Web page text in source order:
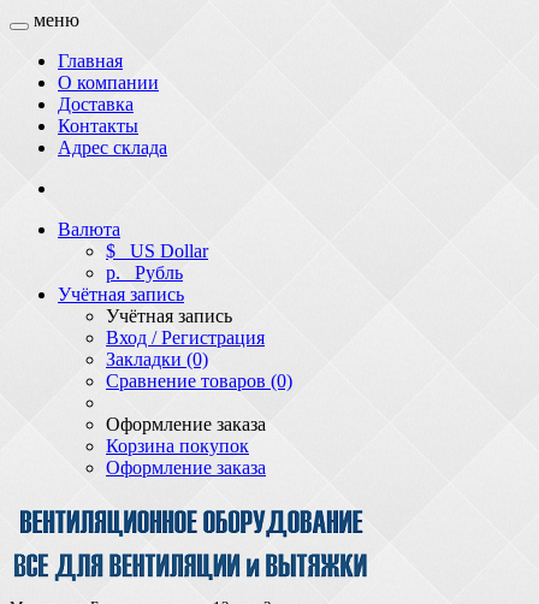
меню
Главная
О компании
Доставка
Контакты
Адрес склада
Валюта
$ US Dollar
р. Рубль
Учётная запись
Учётная запись
Вход / Регистрация
Закладки (0)
Сравнение товаров (0)
Оформление заказа
Корзина покупок
Оформление заказа